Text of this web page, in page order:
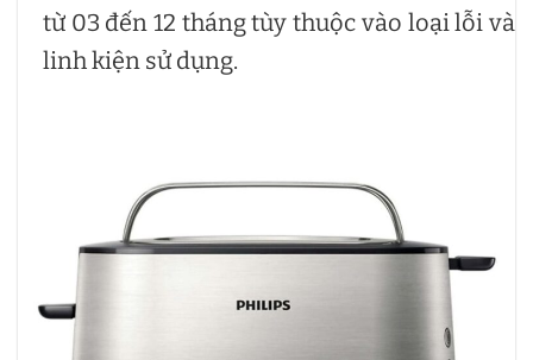
từ 03 đến 12 tháng tùy thuộc vào loại lỗi và
linh kiện sử dụng.